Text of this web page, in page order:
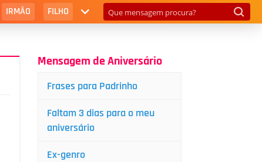
IRMÃO FILHO
Mensagem de Aniversário
Frases para Padrinho
Faltam 3 dias para o meu
aniversário
Ex-genro